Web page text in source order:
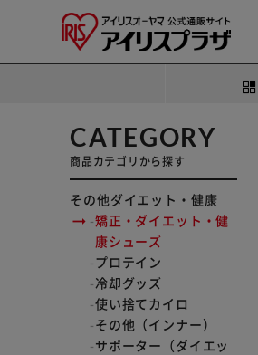
CATEGORY
商品カテゴリから探す
その他ダイエット・健康
矯正・ダイエット・健
康シューズ
プロテイン
冷却グッズ
使い捨てカイロ
その他（インナー）
サポーター（ダイエッ